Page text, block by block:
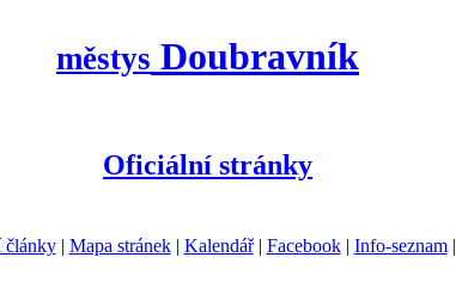
městys Doubravník
Oficiální stránky
články| Mapa stránek| Kalendář| Facebook| Info-seznam|